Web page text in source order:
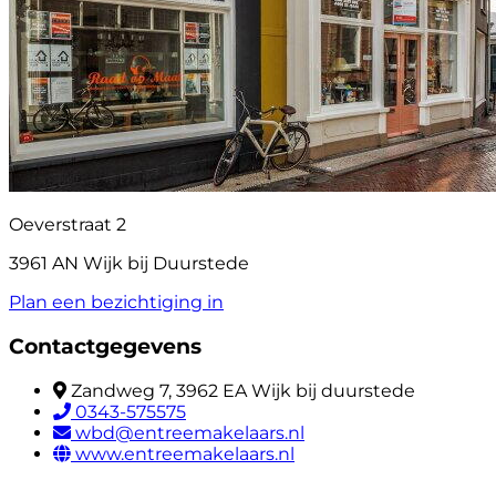
Oeverstraat 2
3961 AN Wijk bij Duurstede
Plan een bezichtiging in
Contactgegevens
Zandweg 7, 3962 EA Wijk bij duurstede
0343-575575
wbd@entreemakelaars.nl
www.entreemakelaars.nl